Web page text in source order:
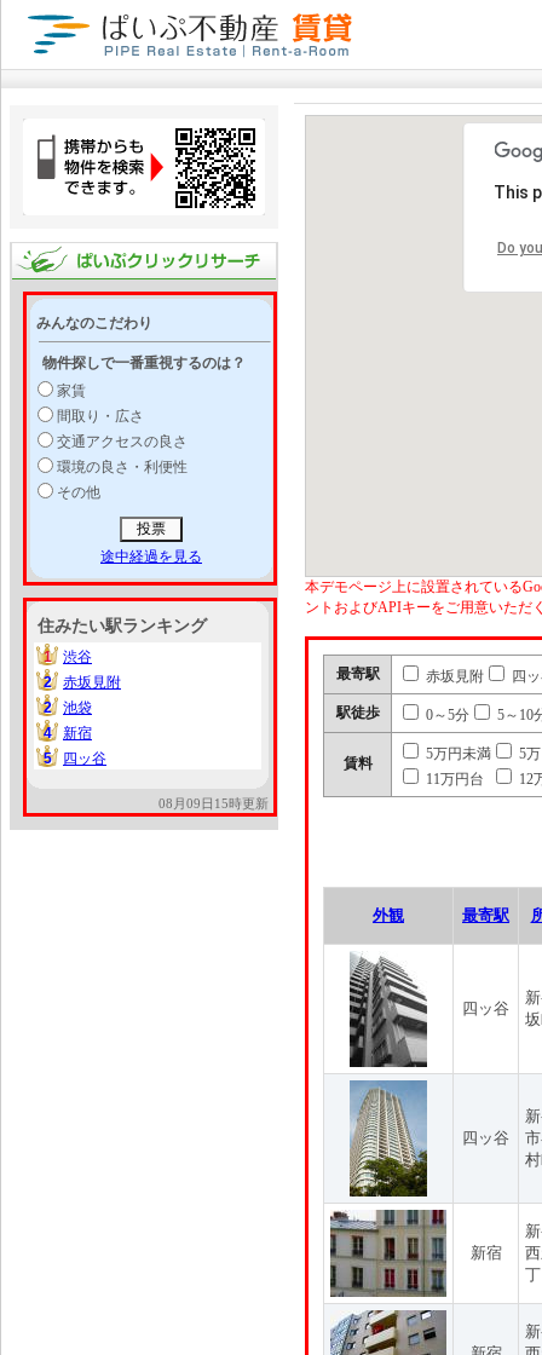
みんなのこだわり
物件探しで一番重視するのは？
家賃
間取り・広さ
交通アクセスの良さ
環境の良さ・利便性
その他
途中経過を見る
住みたい駅ランキング
1
1
渋谷
2
2
赤坂見附
2
2
池袋
4
4
新宿
5
5 四ッ谷
08月09日15時更新
This
Do
本デモページ上に設置されている
ントおよびAPIキーをご用意いただ
最寄駅 赤坂見附 四
駅徒歩 0～5分 5～10
賃料
5万円未満
5
11万円台
12
外観 最寄駅
四ッ谷
四ッ谷
新宿